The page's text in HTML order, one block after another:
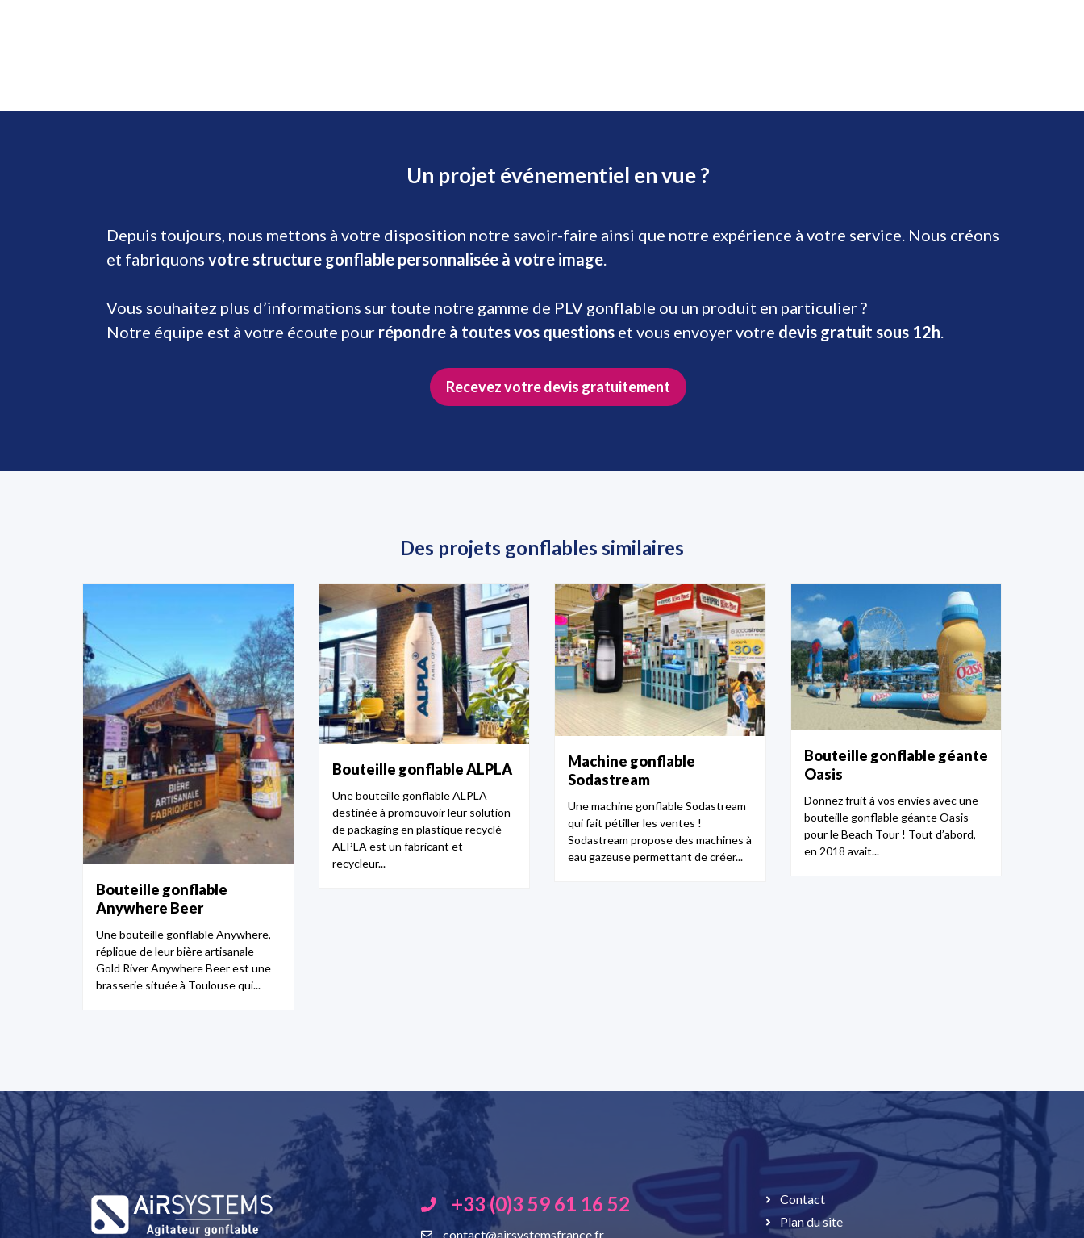
Un projet événementiel en vue ?
Depuis toujours, nous mettons à votre disposition notre savoir-faire ainsi que notre expérience à votre service. Nous créons
et fabriquons votre structure gonflable personnalisée à votre image.
Vous souhaitez plus d’informations sur toute notre gamme de PLV gonflable ou un produit en particulier ?
Notre équipe est à votre écoute pour répondre à toutes vos questions et vous envoyer votre devis gratuit sous 12h.
Recevez votre devis gratuitement
Des projets gonflables similaires
Bouteille gonflable
Anywhere Beer
Une bouteille gonflable Anywhere,
réplique de leur bière artisanale
Gold River Anywhere Beer est une
brasserie située à Toulouse qui...
Bouteille gonflable ALPLA
Une bouteille gonflable ALPLA
destinée à promouvoir leur solution
de packaging en plastique recyclé
ALPLA est un fabricant et
recycleur...
Machine gonflable
Sodastream
Une machine gonflable Sodastream
qui fait pétiller les ventes !
Sodastream propose des machines à
eau gazeuse permettant de créer...
Bouteille gonflable géante
Oasis
Donnez fruit à vos envies avec une
bouteille gonflable géante Oasis
pour le Beach Tour ! Tout d’abord,
en 2018 avait...
+33 (0)3 59 61 16 52
contact@airsystemsfrance.fr
Contact
Plan du site